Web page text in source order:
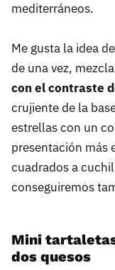
mediterráneos.
Me gusta la idea
de una vez,
con el contraste
crujiente de la
estrellas con un
presentación más
cuadrados a
conseguiremos
Mini
dos quesos